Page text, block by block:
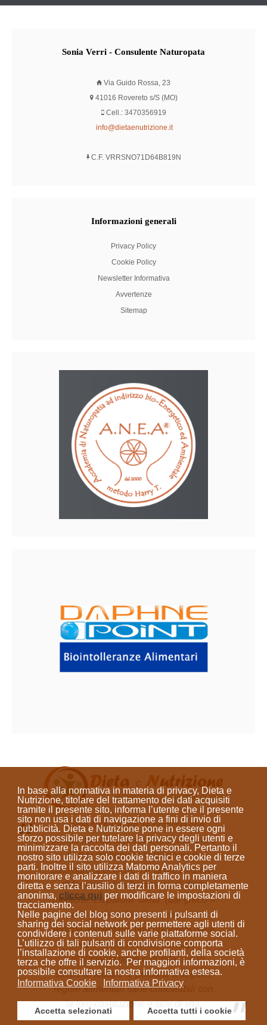
In base alla normativa in materia di privacy, Dieta e
Nutrizione, titolare del trattamento dei dati acquisiti
tramite il presente sito, informa l’utente che il presente
sito non usa i dati di navigazione a fini di invio di
pubblicità. Dieta e Nutrizione pone in essere ogni
sforzo possibile per tutelare la privacy degli utenti e
minimizzare la raccolta dei dati personali. Pertanto il
nostro sito utilizza solo cookie tecnici e cookie di terze
parti. Inoltre il sito utilizza Matomo Analytics per
monitorare e analizzare i dati di traffico in maniera
diretta e senza l’ausilio di terzi in forma completamente
anonima, clicca quiper modificare le impostazioni di
tracciamento.
Nelle pagine del blog sono presenti i pulsanti di
sharing dei social network per permettere agli utenti di
condividere i contenuti sulle varie piattaforme social.
L’utilizzo di tali pulsanti di condivisione comporta
l’installazione di cookie, anche profilanti, della società
terza che offre il servizio. Per maggiori informazioni, è
possibile consultare la nostra informativa estesa.
Informativa Cookie
Informativa Privacy
Accetta selezionati Accetta tutti i cookie
Sonia Verri - Consulente Naturopata
Via Guido Rossa, 23
41016 Rovereto s/S (MO)
Cell.: 3470356919
info@dietaenutrizione.it
C.F. VRRSNO71D64B819N
Informazioni generali
Privacy Policy
Cookie Policy
Newsletter Informativa
Avvertenze
Sitemap
Come Naturopata, le pratiche che
svolgo non sono prestazioni sanitarie e
non si prefiggono la diagnosi di
patologie specifiche, né la prescrizione
di farmaci o l'elaborazione di diete
mediche. La parola “dieta” (dal greco =
modo di vivere)indica sempre un
regime alimentare; non prescrivo diete
mediche ma fornisco consigli
sull'alimentazione naturale con lo
scopo di aiutare le persone a seguire
regole alimentari sane conciliabili con
la loro costituzione e stile di vita.